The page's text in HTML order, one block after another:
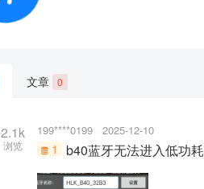
文章 0
2.1k
浏览
199****0199 2025-12-10
1 b40蓝牙无法进入低功耗